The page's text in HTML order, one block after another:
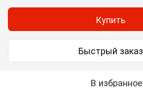
Купить
Быстрый заказ
В избранное